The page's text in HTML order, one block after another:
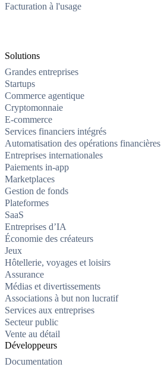
Facturation à l'usage
Solutions
Grandes entreprises
Startups
Commerce agentique
Cryptomonnaie
E-commerce
Services financiers intégrés
Automatisation des opérations financières
Entreprises internationales
Paiements in-app
Marketplaces
Gestion de fonds
Plateformes
SaaS
Entreprises d’IA
Économie des créateurs
Jeux
Hôtellerie, voyages et loisirs
Assurance
Médias et divertissements
Associations à but non lucratif
Services aux entreprises
Secteur public
Vente au détail
Développeurs
Documentation